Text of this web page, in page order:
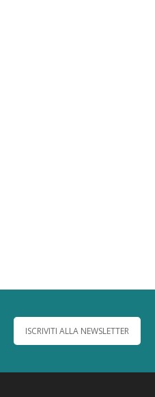
ISCRIVITI ALLA NEWSLETTER